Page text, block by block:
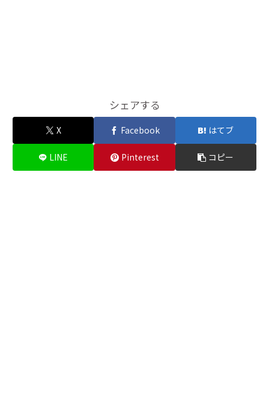
シェアする
X Facebook はてブ
LINE Pinterest コピー